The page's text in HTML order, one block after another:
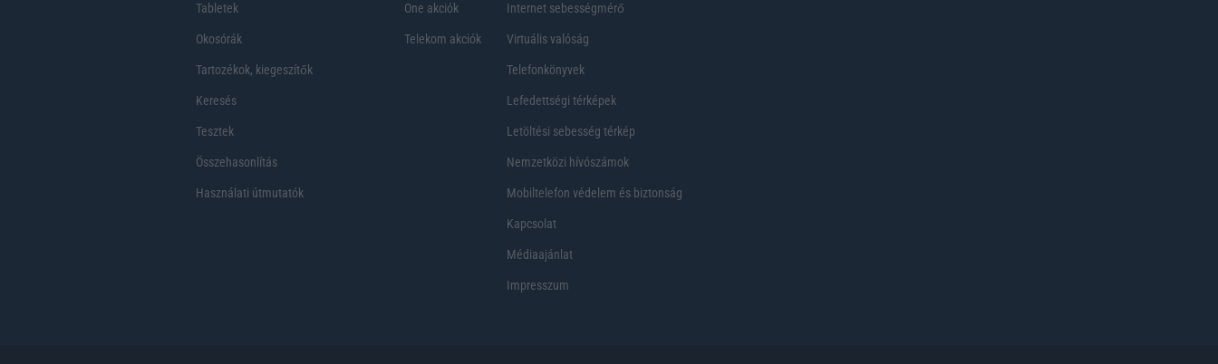
Tabletek
Okosórák
Tartozékok, kiegeszítők
Keresés
Tesztek
Összehasonlítás
Használati útmutatók
One akciók
Telekom akciók
Internet sebességmérő
Virtuális valóság
Telefonkönyvek
Lefedettségi térképek
Letöltési sebesség térkép
Nemzetközi hívószámok
Mobiltelefon védelem és biztonság
Kapcsolat
Médiaajánlat
Impresszum